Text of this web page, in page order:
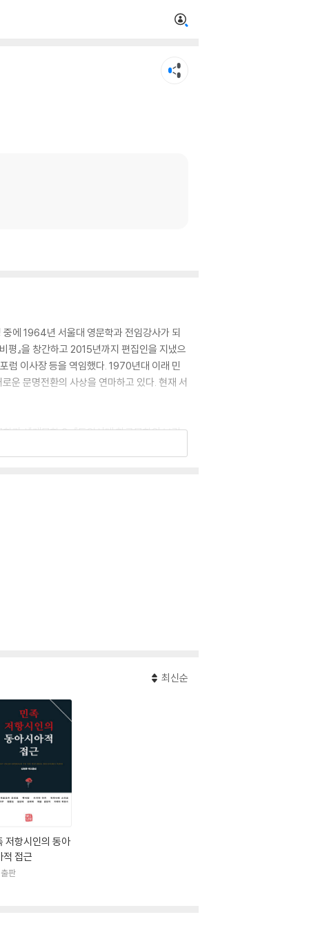
에 1964년 서울대 영문학과 전임강사가 되
』을 창간하고 2015년까지 편집인을 지냈으
럼 이사장 등을 역임했다. 1970년대 이래 민
운 문명전환의 사상을 연마하고 있다. 현재 서
과 세계문학 3』 『통일시대 한국문학의 보람:
최신순
저항시인의 동아
적 접근
판